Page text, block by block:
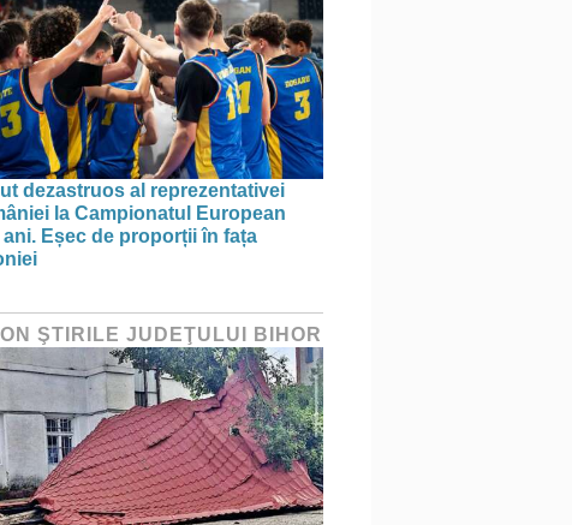
dezastruos al reprezentativei
la Campionatul European
ani. Eșec de proporții în fața
ŞTIRILE JUDEŢULUI BIHOR